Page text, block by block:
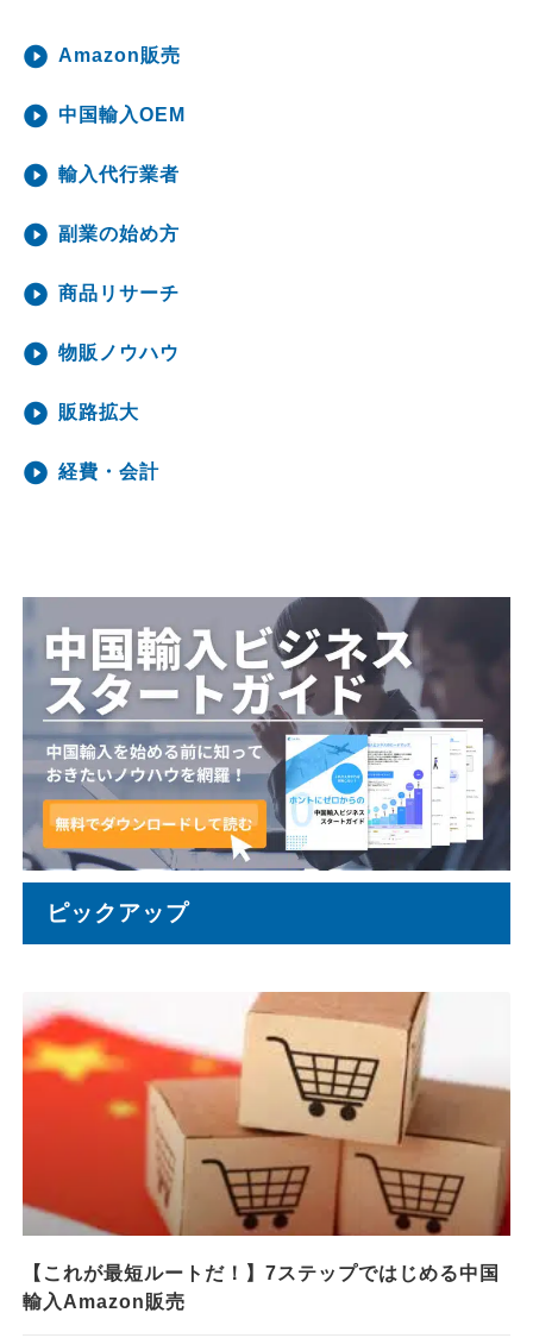
Amazon販売
中国輸入OEM
輸入代行業者
副業の始め方
商品リサーチ
物販ノウハウ
販路拡大
経費・会計
ピックアップ
【これが最短ルートだ！】7ステップではじめる中国
輸入Amazon販売